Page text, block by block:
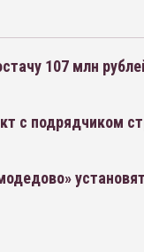
107 млн
с подрядчиком